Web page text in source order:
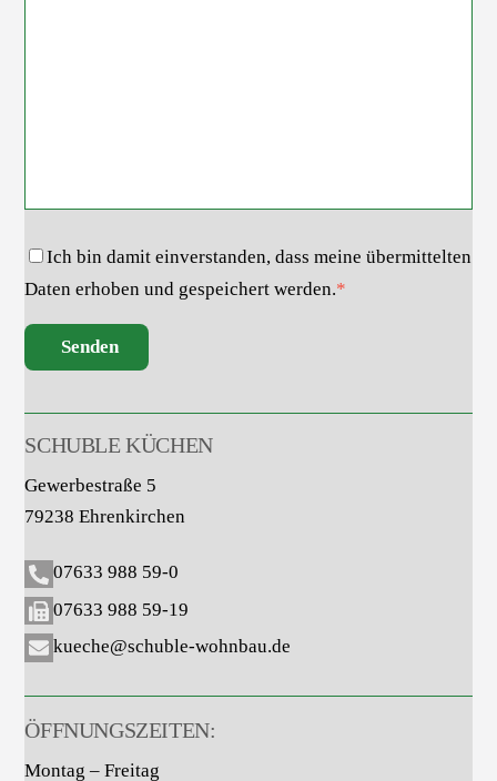
Ich bin damit einverstanden, dass meine übermittelten
Daten erhoben und gespeichert werden.*
Senden
SCHUBLE KÜCHEN
Gewerbestraße 5
79238 Ehrenkirchen
07633 988 59-0
07633 988 59-19
kueche@schuble-wohnbau.de
ÖFFNUNGSZEITEN:
Montag – Freitag